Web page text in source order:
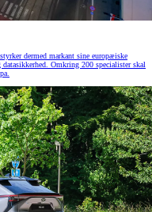
dermed markant sine europæiske
Omkring 200 specialister skal